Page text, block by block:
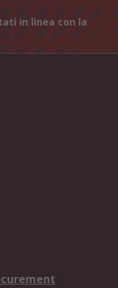
in linea con la